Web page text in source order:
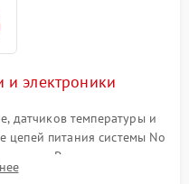
и электроники
датчиков температуры и
цепей питания системы No
Ремонт или замена
алгоритмов.